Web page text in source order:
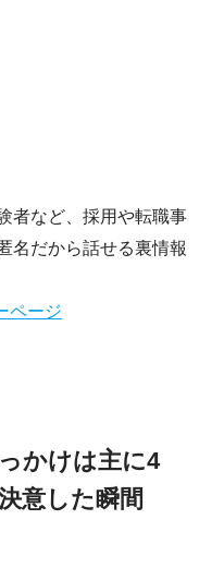
者など、採用や転職事
名だから話せる裏情報
ページ
かけは主に4
意した瞬間